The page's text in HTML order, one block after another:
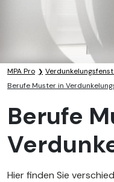
MPA Pro
Berufe Muster in
Berufe
Hier finden Sie